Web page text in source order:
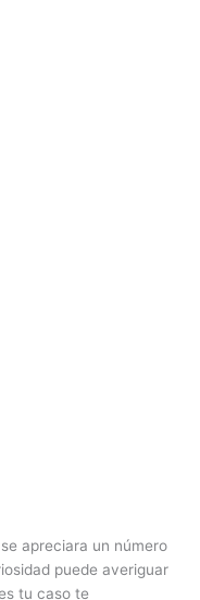
apreciara un número
puede averiguar
tu caso te